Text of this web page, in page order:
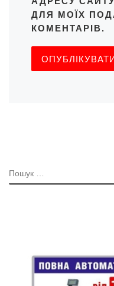
ДЛЯ МОЇХ
КОМЕНТАРІВ.
ПОШУК